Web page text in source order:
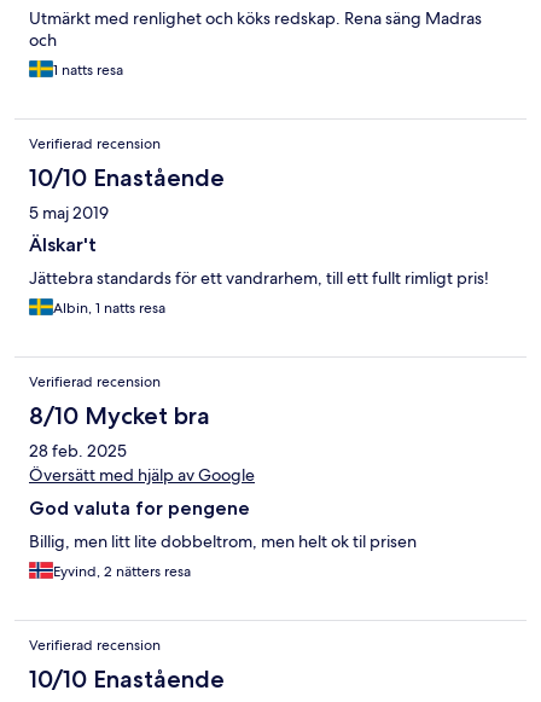
Utmärkt med renlighet och köks redskap. Rena säng Madras
och
1 natts resa
Verifierad recension
10/10 Enastående
5 maj 2019
Älskar't
Jättebra standards för ett vandrarhem, till ett fullt rimligt pris!
Albin, 1 natts resa
Verifierad recension
8/10 Mycket bra
28 feb. 2025
Översätt med hjälp av Google
God valuta for pengene
Billig, men litt lite dobbeltrom, men helt ok til prisen
Eyvind, 2 nätters resa
Verifierad recension
10/10 Enastående